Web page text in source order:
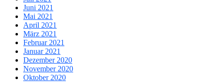
Juni 2021
Mai 2021
April 2021
März 2021
Februar 2021
Januar 2021
Dezember 2020
November 2020
Oktober 2020